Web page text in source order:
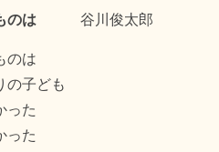
のは 谷川俊太郎
のは
の子ども
った
った